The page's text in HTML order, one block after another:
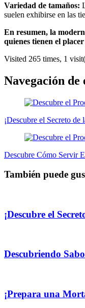
Variedad de tamaños:
suelen exhibirse en las
En resumen, la
quienes tienen el
Visited 265 times, 1
Navegación de
¡Descubre el Secreto
Descubre Cómo Servir
También puede
¡Descubre el
Descubriendo
¡Prepara una